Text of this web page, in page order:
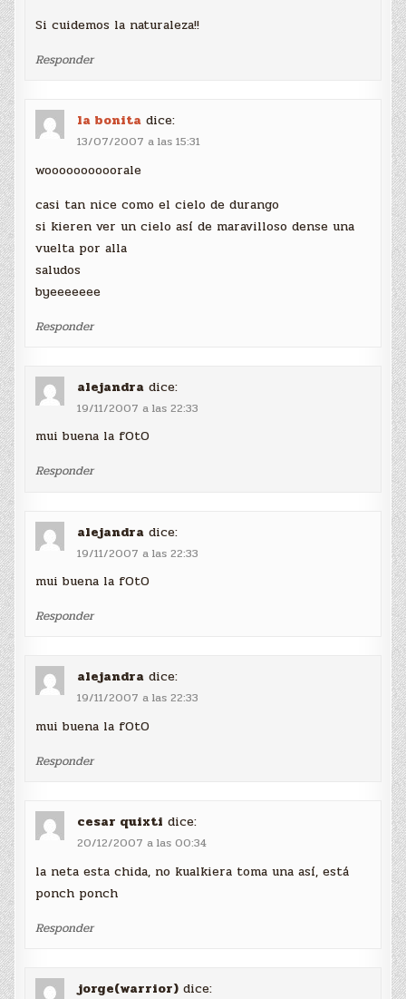
Si cuidemos la naturaleza!!
Responder
la bonita dice:
13/07/2007 a las 15:31
woooooooooorale
casi tan nice como el cielo de durango
si kieren ver un cielo así de maravilloso dense una
vuelta por alla
saludos
byeeeeeee
Responder
alejandra dice:
19/11/2007 a las 22:33
mui buena la fOtO
Responder
alejandra dice:
19/11/2007 a las 22:33
mui buena la fOtO
Responder
alejandra dice:
19/11/2007 a las 22:33
mui buena la fOtO
Responder
cesar quixti dice:
20/12/2007 a las 00:34
la neta esta chida, no kualkiera toma una así, está
ponch ponch
Responder
jorge(warrior) dice: